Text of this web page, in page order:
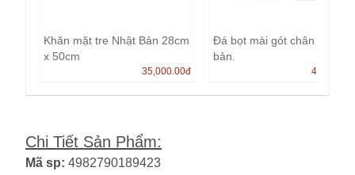
Khăn mặt tre Nhật Bản 28cm
x 50cm
35,000.00đ
Đá bọt mài gót chân Nhật
bản.
40,000.00
Chi Tiết Sản Phẩm:
Mã sp: 4982790189423